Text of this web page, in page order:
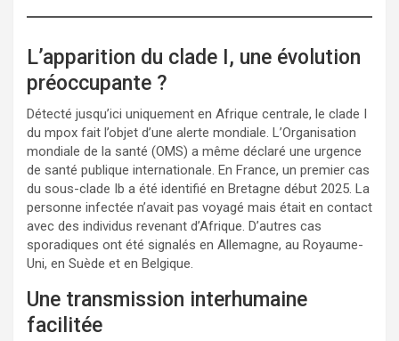
L’apparition du clade I, une évolution
préoccupante ?
Détecté jusqu’ici uniquement en Afrique centrale, le clade I
du mpox fait l’objet d’une alerte mondiale. L’Organisation
mondiale de la santé (OMS) a même déclaré une urgence
de santé publique internationale. En France, un premier cas
du sous-clade Ib a été identifié en Bretagne début 2025. La
personne infectée n’avait pas voyagé mais était en contact
avec des individus revenant d’Afrique. D’autres cas
sporadiques ont été signalés en Allemagne, au Royaume-
Uni, en Suède et en Belgique.
Une transmission interhumaine
facilitée